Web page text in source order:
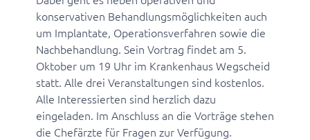
konservativen Behandlungsmöglichkeiten auch
um Implantate, Operationsverfahren sowie die
Nachbehandlung. Sein Vortrag findet am 5.
Oktober um 19 Uhr im Krankenhaus Wegscheid
statt. Alle drei Veranstaltungen sind kostenlos.
Alle Interessierten sind herzlich dazu
eingeladen. Im Anschluss an die Vorträge stehen
die Chefärzte für Fragen zur Verfügung.